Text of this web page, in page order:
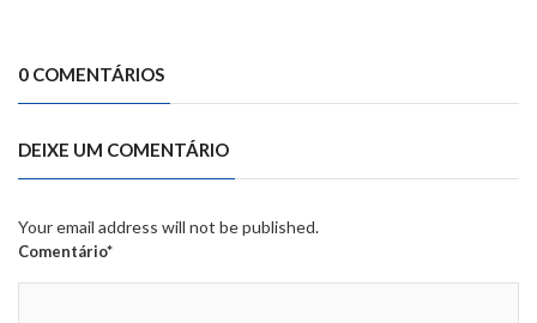
0 COMENTÁRIOS
DEIXE UM COMENTÁRIO
Your email address will not be published.
Comentário*